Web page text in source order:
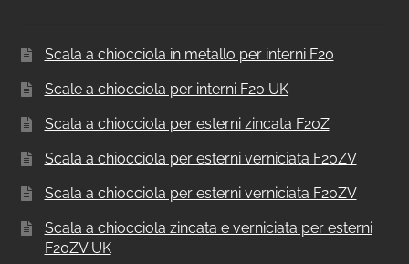
Scala a chiocciola in metallo per interni F20
Scale a chiocciola per interni F20 UK
Scala a chiocciola per esterni zincata F20Z
Scala a chiocciola per esterni verniciata F20ZV
Scala a chiocciola per esterni verniciata F20ZV
Scala a chiocciola zincata e verniciata per esterni
F20ZV UK